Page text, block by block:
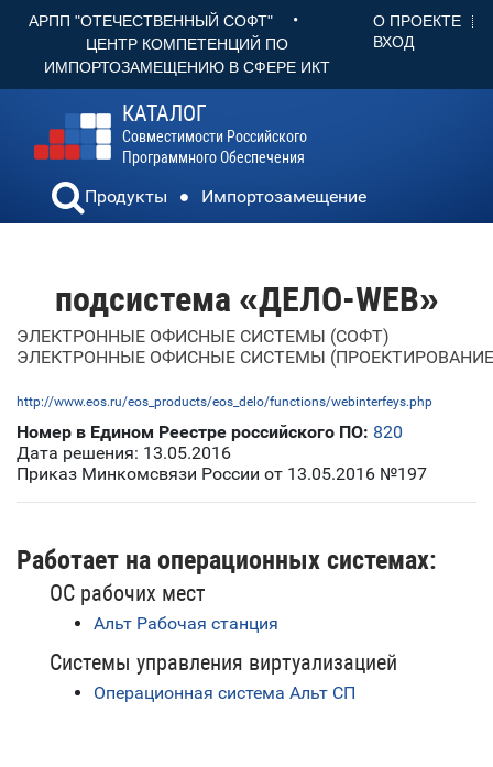
АРПП "ОТЕЧЕСТВЕННЫЙ СОФТ" •
ЦЕНТР КОМПЕТЕНЦИЙ ПО
ИМПОРТОЗАМЕЩЕНИЮ В СФЕРЕ ИКТ
О ПРОЕКТЕ
ВХОД
КАТАЛОГ
Совместимости Российского
Программного Обеспечения
Продукты Импортозамещение
подсистема «ДЕЛО-WEB»
ЭЛЕКТРОННЫЕ ОФИСНЫЕ СИСТЕМЫ (СОФТ)
ЭЛЕКТРОННЫЕ ОФИСНЫЕ СИСТЕМЫ
http://www.eos.ru/eos_products/eos_delo/functions/webinterfeys.php
Номер в Едином Реестре российского ПО: 820
Дата решения: 13.05.2016
Приказ Минкомсвязи России от 13.05.2016 №197
Работает на операционных системах:
ОС рабочих мест
Альт Рабочая станция
Системы управления виртуализацией
Операционная система Альт СП